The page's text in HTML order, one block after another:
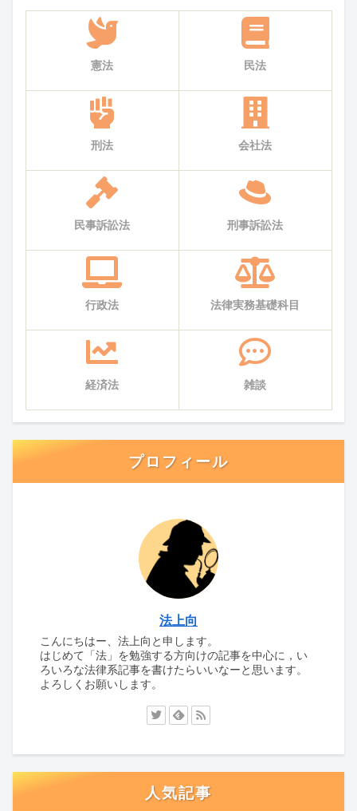
憲法 民法
刑法 会社法
民事訴訟法 刑事訴訟法
行政法 法律実務基礎科目
経済法 雑談
プロフィール
法上向
こんにちはー、法上向と申します。
はじめて「法」を勉強する方向けの記事を中心に，い
ろいろな法律系記事を書けたらいいなーと思います。
よろしくお願いします。
人気記事